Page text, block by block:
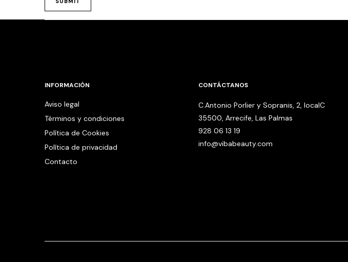
INFORMACIÓN
Aviso legal
Términos y condiciones
Política de Cookies
Política de privacidad
Contacto
CONTÁCTANOS
C.Antonio Porlier y Sopranis, 2, localC
35500, Arrecife, Las Palmas
928 06 13 19
info@vibabeauty.com